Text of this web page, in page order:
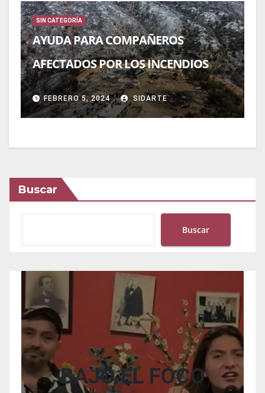
SIN CATEGORÍA
AYUDA PARA COMPAÑEROS
AFECTADOS POR LOS INCENDIOS
FEBRERO 5, 2024 SIDARTE
Buscar
Buscar
BAJO EL FOCO